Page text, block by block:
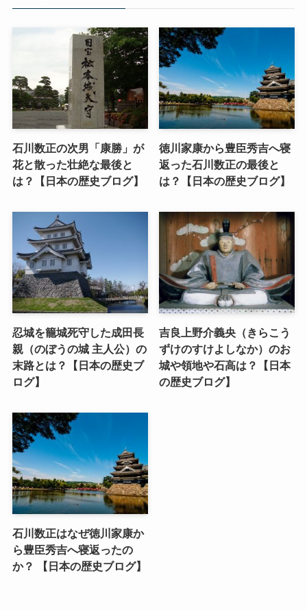
石川数正の次男「康勝」が
花と散った壮絶な最後と
は？【日本の歴史ブログ】
徳川家康から豊臣秀吉へ寝
返った石川数正の最後と
は？【日本の歴史ブログ】
忍城を籠城死守した成田長
親（のぼうの城 主人公）の
末路とは？【日本の歴史ブ
ログ】
吉良上野介義央（きらこう
ずけのすけよしなか）のお
城や領地や石高は？【日本
の歴史ブログ】
石川数正はなぜ徳川家康か
ら豊臣秀吉へ寝返ったの
か？ 【日本の歴史ブログ】